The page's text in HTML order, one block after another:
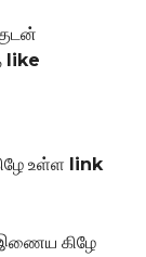
like
உள்ள link
இணைய கிழே